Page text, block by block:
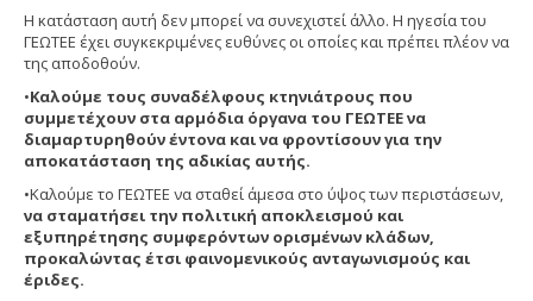
Η κατάσταση αυτή δεν μπορεί να συνεχιστεί άλλο. Η ηγεσία του
ΓΕΩΤΕΕ έχει συγκεκριμένες ευθύνες οι οποίες και πρέπει πλέον να
της αποδοθούν.
•Καλούμε τους συναδέλφους κτηνιάτρους που
συμμετέχουν στα αρμόδια όργανα του ΓΕΩΤΕΕ να
διαμαρτυρηθούν έντονα και να φροντίσουν για την
αποκατάσταση της αδικίας αυτής.
•Καλούμε το ΓΕΩΤΕΕ να σταθεί άμεσα στο ύψος των περιστάσεων,
να σταματήσει την πολιτική αποκλεισμού και
εξυπηρέτησης συμφερόντων ορισμένων κλάδων,
προκαλώντας έτσι φαινομενικούς ανταγωνισμούς και
έριδες.